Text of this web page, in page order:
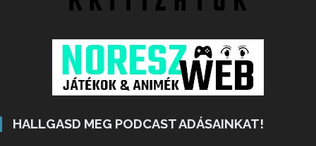
HALLGASD MEG PODCAST ADÁSAINKAT!